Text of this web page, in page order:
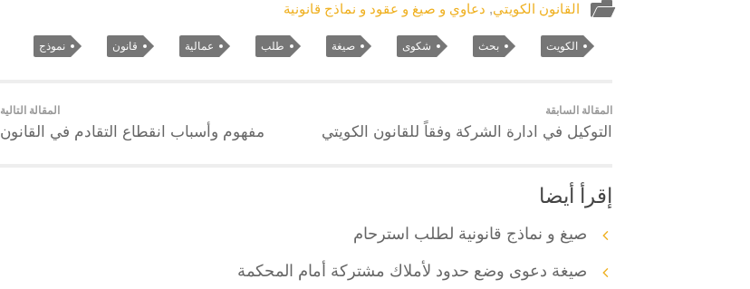
القانون الكويتي, دعاوي و صيغ و عقود و نماذج قانونية
الكويت بحث شكوى صيغة طلب عمالية قانون نموذج
المقالة السابقة
التوكيل في ادارة الشركة وفقاً للقانون الكويتي
المقالة التالية
مفهوم وأسباب انقطاع التقادم في القانون
إقرأ أيضا
صيغ و نماذج قانونية لطلب استرحام
صيغة دعوى وضع حدود لأملاك مشتركة أمام المحكمة